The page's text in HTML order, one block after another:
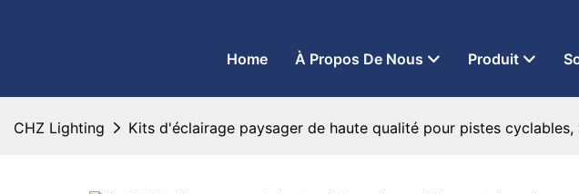
Home À Propos De Nous Produit
CHZ Lighting Kits d'éclairage paysager de haute qualité pour pistes